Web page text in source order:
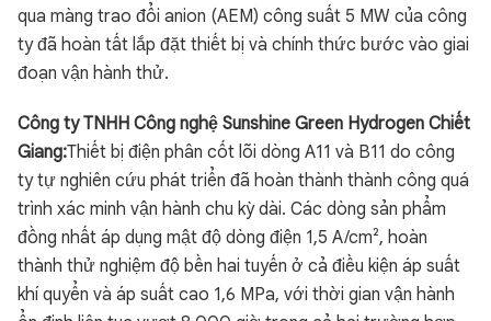
qua màng trao đổi anion (AEM) công suất 5 MW của công
ty đã hoàn tất lắp đặt thiết bị và chính thức bước vào giai
đoạn vận hành thử.
Công ty TNHH Công nghệ Sunshine Green Hydrogen Chiết
Giang:Thiết bị điện phân cốt lõi dòng A11 và B11 do công
ty tự nghiên cứu phát triển đã hoàn thành thành công quá
trình xác minh vận hành chu kỳ dài. Các dòng sản phẩm
đồng nhất áp dụng mật độ dòng điện 1,5 A/cm², hoàn
thành thử nghiệm độ bền hai tuyến ở cả điều kiện áp suất
khí quyển và áp suất cao 1,6 MPa, với thời gian vận hành